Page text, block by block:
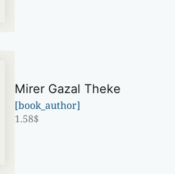
Mirer Gazal Theke
[book_author]
1.58$